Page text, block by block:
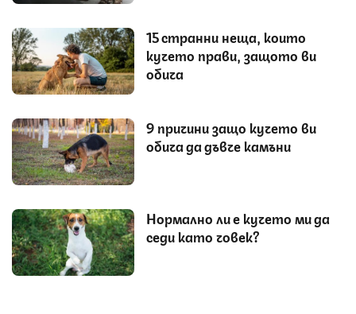
15 странни неща, които
кучето прави, защото ви
обича
9 причини защо кучето ви
обича да дъвче камъни
Нормално ли е кучето ми да
седи като човек?